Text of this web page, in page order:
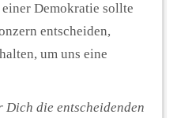
Demokratie sollte
entscheiden,
um uns eine
Dich die entscheidenden